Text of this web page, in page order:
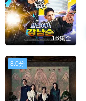
16集全
8.0分